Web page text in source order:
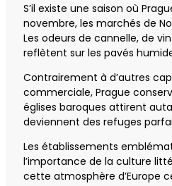
S’il existe une saison où
novembre, les marchés de
Les odeurs de cannelle, de
reflètent sur les pavés
Contrairement à d’autres
commerciale, Prague
églises baroques attirent
deviennent des refuges
Les établissements
l’importance de la culture
cette atmosphère d’Europe